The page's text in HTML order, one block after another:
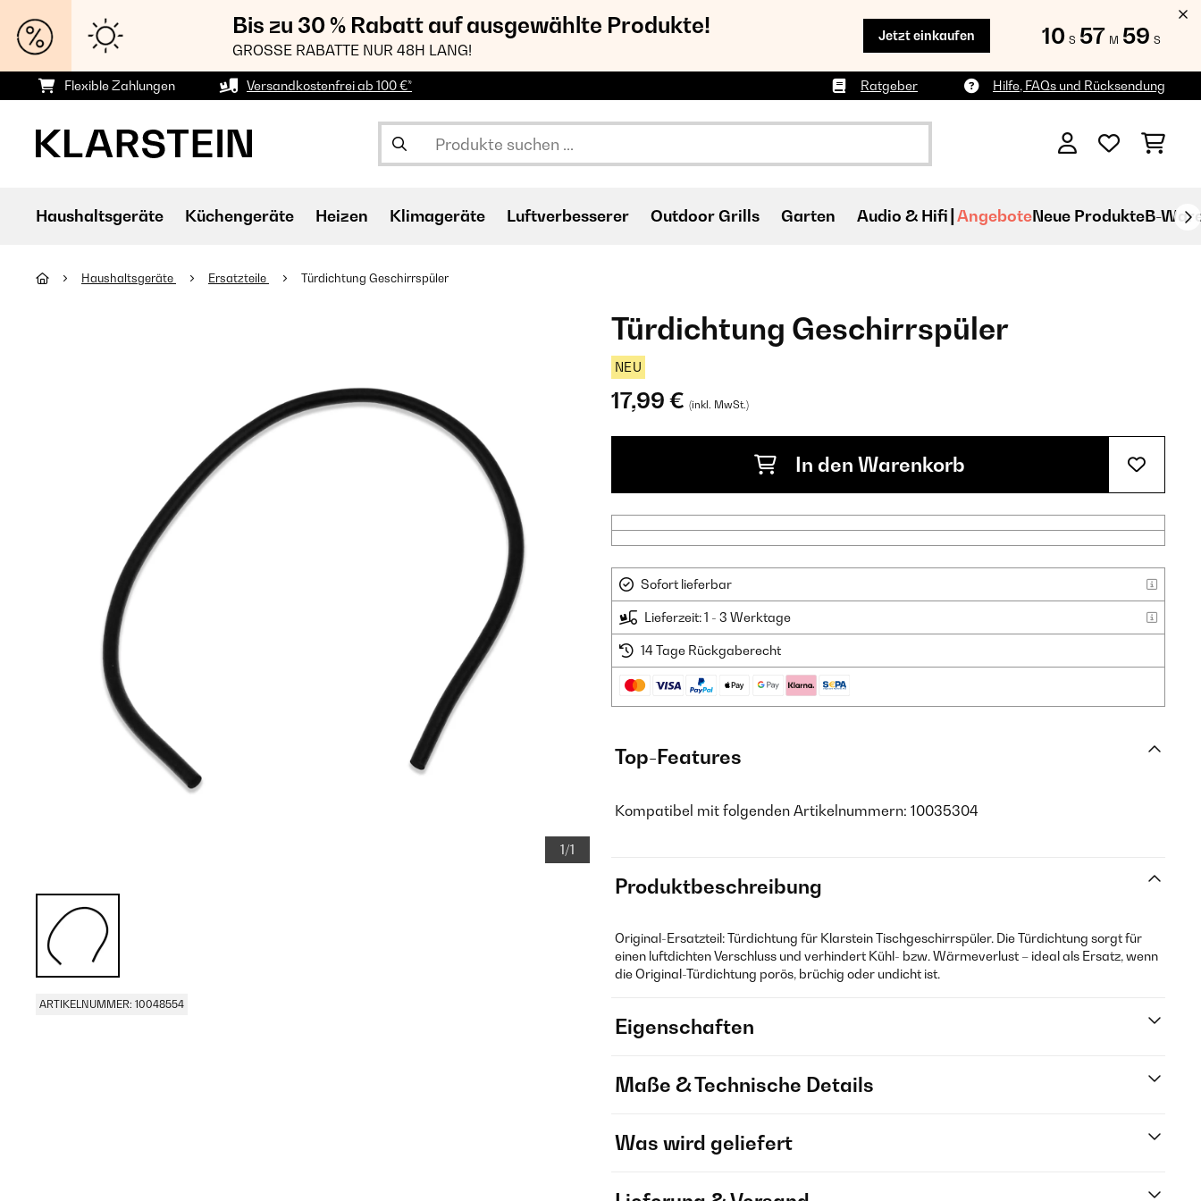
Bis zu 30 % Rabatt auf ausgewählte Produkte!
GROSSE RABATTE NUR 48H LANG!
Jetzt einkaufen 10 S 57 M 58 S
Flexible Zahlungen Versandkostenfrei ab 100 €* Ratgeber Hilfe, FAQs und Rücksendung
Haushaltsgeräte Küchengeräte Heizen Klimageräte Luftverbesserer Outdoor Grills Garten Audio & Hifi AngeboteNeue ProdukteB-
Haushaltsgeräte Ersatzteile Türdichtung Geschirrspüler
1/1
ARTIKELNUMMER: 10048554
Türdichtung Geschirrspüler
NEU
17,99 € (inkl. MwSt.)
In den Warenkorb
Sofort lieferbar
Lieferzeit: 1 - 3 Werktage
14 Tage Rückgaberecht
Top-Features
Kompatibel mit folgenden Artikelnummern: 10035304
Produktbeschreibung
Original-Ersatzteil: Türdichtung für Klarstein Tischgeschirrspüler. Die Türdichtung sorgt für
einen luftdichten Verschluss und verhindert Kühl- bzw. Wärmeverlust – ideal als Ersatz, wenn
die Original-Türdichtung porös, brüchig oder undicht ist.
Eigenschaften
Maße & Technische Details
Was wird geliefert